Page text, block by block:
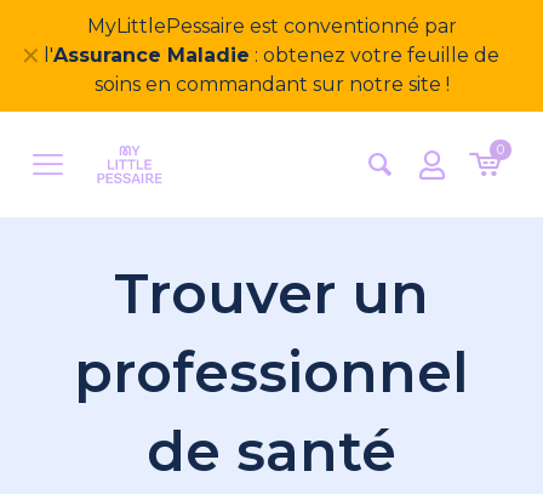
MyLittlePessaire est conventionné par
l'Assurance Maladie : obtenez votre feuille de
soins en commandant sur notre site !
✕
0
Trouver un
professionnel
de santé